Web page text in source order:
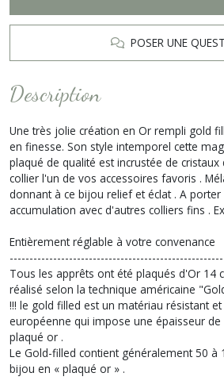
POSER UNE
Description
Une très jolie création en Or rempli gold
en finesse. Son style intemporel cette
plaqué de qualité est incrustée de
collier l'un de vos accessoires favoris .
donnant à ce bijou relief et éclat . A
accumulation avec d'autres colliers fins .
Entièrement réglable à votre convenance
------------------------------------------------------
Tous les apprêts ont été plaqués d'Or 14
réalisé selon la technique américaine
!!! le gold filled est un matériau résistant
européenne qui impose une épaisseur
plaqué or .
Le Gold-filled contient généralement 50 à
bijou en « plaqué or » .